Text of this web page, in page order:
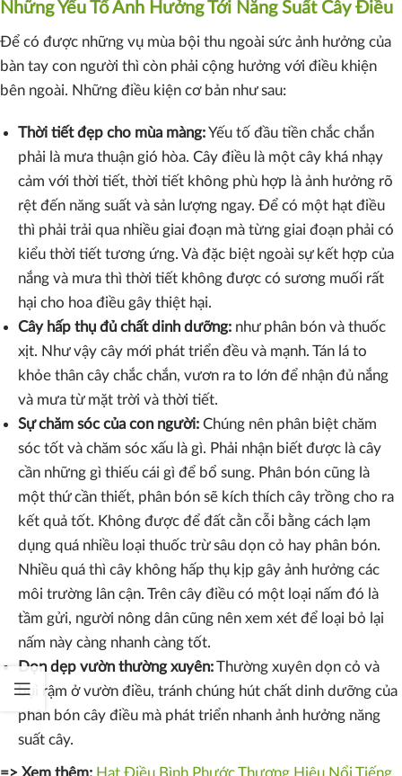
Những Yếu Tố Ảnh Hưởng Tới Năng Suất Cây Điều
Để có được những vụ mùa bội thu ngoài sức ảnh hưởng của
bàn tay con người thì còn phải cộng hưởng với điều khiện
bên ngoài. Những điều kiện cơ bản như sau:
Thời tiết đẹp cho mùa màng:Yếu tố đầu tiền chắc chắn
phải là mưa thuận gió hòa. Cây điều là một cây khá nhạy
cảm với thời tiết, thời tiết không phù hợp là ảnh hưởng rõ
rệt đến năng suất và sản lượng ngay. Để có một hạt điều
thì phải trải qua nhiều giai đoạn mà từng giai đoạn phải có
kiểu thời tiết tương ứng. Và đặc biệt ngoài sự kết hợp của
nắng và mưa thì thời tiết không được có sương muối rất
hại cho hoa điều gây thiệt hại.
Cây hấp thụ đủ chất dinh dưỡng: như phân bón và thuốc
xịt. Như vậy cây mới phát triển đều và mạnh. Tán lá to
khỏe thân cây chắc chắn, vươn ra to lớn để nhận đủ nắng
và mưa từ mặt trời và thời tiết.
Sự chăm sóc của con người: Chúng nên phân biệt chăm
sóc tốt và chăm sóc xấu là gì. Phải nhận biết được là cây
cần những gì thiếu cái gì để bổ sung. Phân bón cũng là
một thứ cần thiết, phân bón sẽ kích thích cây trồng cho ra
kết quả tốt. Không được để đất cằn cỗi bằng cách lạm
dụng quá nhiều loại thuốc trừ sâu dọn cỏ hay phân bón.
Nhiều quá thì cây không hấp thụ kịp gây ảnh hưởng các
môi trường lân cận. Trên cây điều có một loại nấm đó là
tầm gửi, người nông dân cũng nên xem xét để loại bỏ lại
nấm này càng nhanh càng tốt.
Dọn dẹp vườn thường xuyên:Thường xuyên dọn cỏ và
bụi rậm ở vườn điều, tránh chúng hút chất dinh dưỡng của
phân bón cây điều mà phát triển nhanh ảnh hưởng năng
suất cây.
=> Xem thêm: Hạt Điều Bình Phước Thương Hiệu Nổi Tiếng